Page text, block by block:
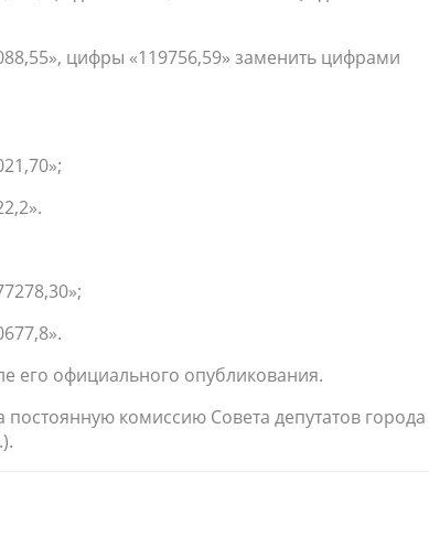
цифры «119756,59» заменить цифрами
его официального опубликования.
комиссию Совета депутатов города